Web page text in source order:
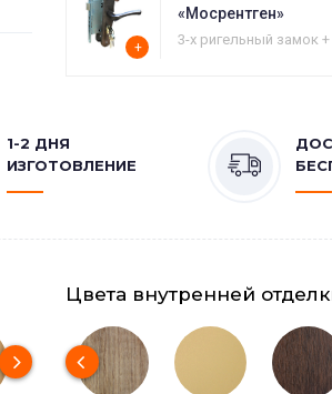
+
«Мосрентген»
3-х ригельный замок +
1-2 ДНЯ
ИЗГОТОВЛЕНИЕ
Цвета внутренней